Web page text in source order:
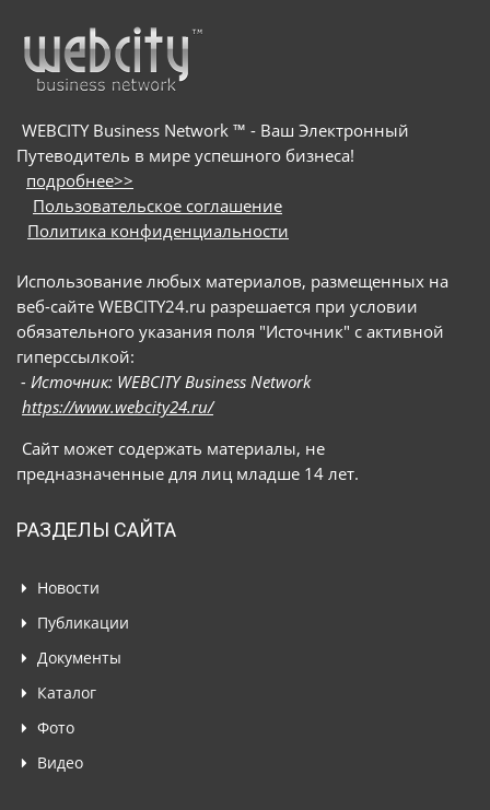
WEBCITY Business Network ™ - Ваш Электронный
Путеводитель в мире успешного бизнеса!
подробнее>>
Пользовательское соглашение
Политика конфиденциальности
Использование любых материалов, размещенных на
веб-сайте WEBCITY24.ru разрешается при условии
обязательного указания поля "Источник" с активной
гиперссылкой:
- Источник: WEBCITY Business Network
https://www.webcity24.ru/
Сайт может содержать материалы, не
предназначенные для лиц младше 14 лет.
РАЗДЕЛЫ САЙТА
Новости
Публикации
Документы
Каталог
Фото
Видео